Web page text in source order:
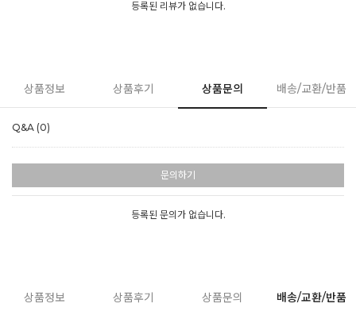
등록된 리뷰가 없습니다.
상품정보 상품후기 상품문의 배송/교환/반품
Q&A (0)
문의하기
등록된 문의가 없습니다.
상품정보 상품후기 상품문의 배송/교환/반품